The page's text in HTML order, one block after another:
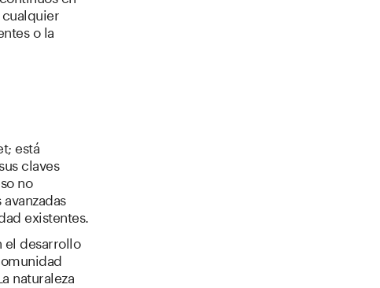
o la
está
claves
no
existentes.
el desarrollo
naturaleza